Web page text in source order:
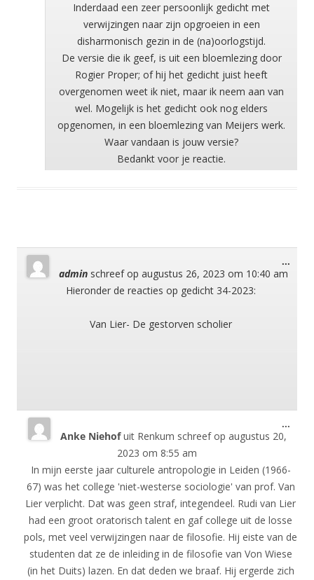
Inderdaad een zeer persoonlijk gedicht met
verwijzingen naar zijn opgroeien in een
disharmonisch gezin in de (na)oorlogstijd.
De versie die ik geef, is uit een bloemlezing door
Rogier Proper; of hij het gedicht juist heeft
overgenomen weet ik niet, maar ik neem aan van
wel. Mogelijk is het gedicht ook nog elders
opgenomen, in een bloemlezing van Meijers werk.
Waar vandaan is jouw versie?
Bedankt voor je reactie.
admin schreef op augustus 26, 2023 om 10:40 am
Hieronder de reacties op gedicht 34-2023:
Van Lier- De gestorven scholier
...
Anke Niehofuit Renkum schreef op augustus 20,
2023 om 8:55 am
In mijn eerste jaar culturele antropologie in Leiden (1966-
67) was het college 'niet-westerse sociologie' van prof. Van
Lier verplicht. Dat was geen straf, integendeel. Rudi van Lier
had een groot oratorisch talent en gaf college uit de losse
pols, met veel verwijzingen naar de filosofie. Hij eiste van de
studenten dat ze de inleiding in de filosofie van Von Wiese
(in het Duits) lazen. En dat deden we braaf. Hij ergerde zich
...